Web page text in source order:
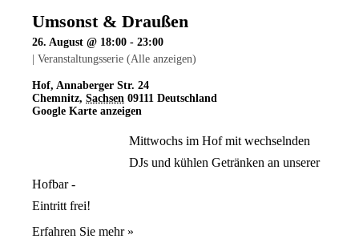
Umsonst & Draußen
26. August @ 18:00 - 23:00
Veranstaltungsserie (Alle anzeigen)
Hof, Annaberger Str. 24
Chemnitz, Sachsen 09111 Deutschland
Google Karte anzeigen
Mittwochs im Hof mit wechselnden
DJs und kühlen Getränken an unserer
Hofbar -
Eintritt frei!
Erfahren Sie mehr »